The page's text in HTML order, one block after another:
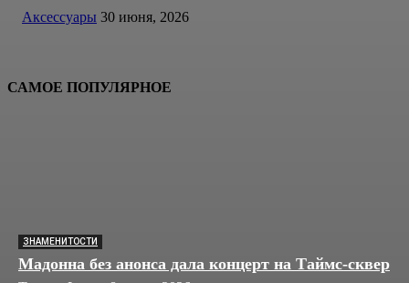
Аксессуары 30 июня, 2026
САМОЕ ПОПУЛЯРНОЕ
ЗНАМЕНИТОСТИ
Мадонна без анонса дала концерт на Таймс-сквер